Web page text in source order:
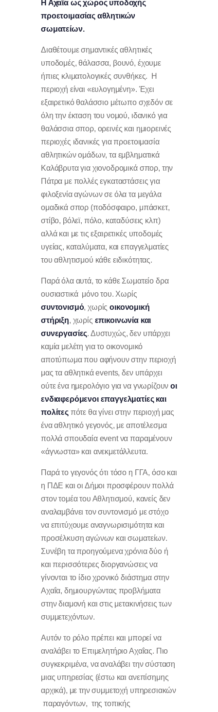
Η Αχαΐα ως χώρος υποδοχής
προετοιμασίας αθλητικών
σωματείων.
Διαθέτουμε σημαντικές αθλητικές
υποδομές, θάλασσα, βουνό, έχουμε
ήπιες κλιματολογικές συνθήκες. Η
περιοχή είναι «ευλογημένη». Έχει
εξαιρετικό θαλάσσιο μέτωπο σχεδόν σε
όλη την έκταση του νομού, ιδανικό για
θαλάσσια σπορ, ορεινές και ημιορεινές
περιοχές ιδανικές για προετοιμασία
αθλητικών ομάδων, τα εμβληματικά
Καλάβρυτα για χιονοδρομικά σπορ, την
Πάτρα με πολλές εγκαταστάσεις για
φιλοξενία αγώνων σε όλα τα μεγάλα
ομαδικά σπορ (ποδόσφαιρο, μπάσκετ,
στίβο, βόλεϊ, πόλο, καταδύσεις κλπ)
αλλά και με τις εξαιρετικές υποδομές
υγείας, καταλύματα, και επαγγελματίες
του αθλητισμού κάθε ειδικότητας.
Παρά όλα αυτά, το κάθε Σωματείο δρα
ουσιαστικά μόνο του. Χωρίς
συντονισμό, χωρίςοικονομική
στήριξη, χωρίς επικοινωνία και
συνεργασίες. Δυστυχώς, δεν υπάρχει
καμία μελέτη για το οικονομικό
αποτύπωμα που αφήνουν στην περιοχή
μας τα αθλητικά events, δεν υπάρχει
ούτε ένα ημερολόγιο για να γνωρίζουνοι
ενδιαφερόμενοι επαγγελματίες και
πολίτεςπότε θα γίνει στην περιοχή μας
ένα αθλητικό γεγονός, με αποτέλεσμα
πολλά σπουδαία event να παραμένουν
«άγνωστα» και ανεκμετάλλευτα.
Παρά το γεγονός ότι τόσο η ΓΓΑ, όσο και
η ΠΔΕ και οι Δήμοι προσφέρουν πολλά
στον τομέα του Αθλητισμού, κανείς δεν
αναλαμβάνει τον συντονισμό με στόχο
να επιτύχουμε αναγνωρισιμότητα και
προσέλκυση αγώνων και σωματείων.
Συνέβη τα προηγούμενα χρόνια δύο ή
και περισσότερες διοργανώσεις να
γίνονται το ίδιο χρονικό διάστημα στην
Αχαΐα, δημιουργώντας προβλήματα
στην διαμονή και στις μετακινήσεις των
συμμετεχόντων.
Αυτόν το ρόλο πρέπει και μπορεί να
αναλάβει το Επιμελητήριο Αχαΐας. Πιο
συγκεκριμένα, να αναλάβει την σύσταση
μιας υπηρεσίας (έστω και ανεπίσημης
αρχικά), με την συμμετοχή υπηρεσιακών
παραγόντων, της τοπικής